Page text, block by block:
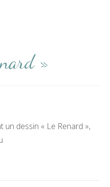
»
dessin « Le Renard »,